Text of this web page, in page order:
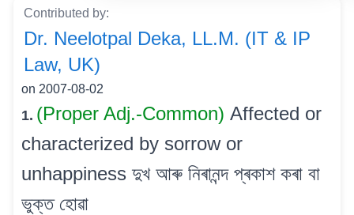
Contributed by:
Dr. Neelotpal Deka, LL.M. (IT & IP
Law, UK)
on 2007-08-02
1. (Proper Adj.-Common) Affected or
characterized by sorrow or
unhappiness দুখ আৰু নিৰানন্দ প্ৰকাশ কৰা বা
ভুক্ত হোৱা